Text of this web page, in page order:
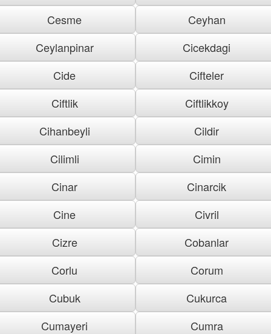
Cesme
Ceyhan
Ceylanpinar
Cicekdagi
Cide
Cifteler
Ciftlik
Ciftlikkoy
Cihanbeyli
Cildir
Cilimli
Cimin
Cinar
Cinarcik
Cine
Civril
Cizre
Cobanlar
Corlu
Corum
Cubuk
Cukurca
Cumayeri
Cumra